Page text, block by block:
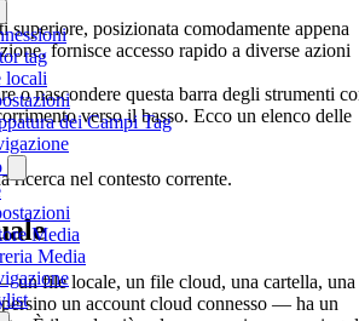
tag
locali
dei Campi Tag
Media
Media
superiore, posizionata comodamente appena
fornisce accesso rapido a diverse azioni
o nascondere questa barra degli strumenti
verso il basso. Ecco un elenco delle
ricerca nel contesto corrente.
un file locale, un file cloud, una cartella, una
un account cloud connesso — ha un